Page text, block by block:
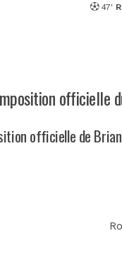
47'
officielle
officielle de